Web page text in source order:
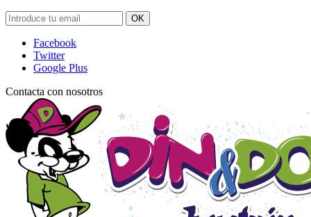
OK
Facebook
Twitter
Google Plus
Contacta con nosotros